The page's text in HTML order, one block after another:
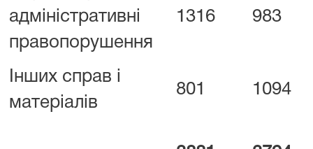
адміністративні
правопорушення
1316 983
Інших справ і
матеріалів
801 1094